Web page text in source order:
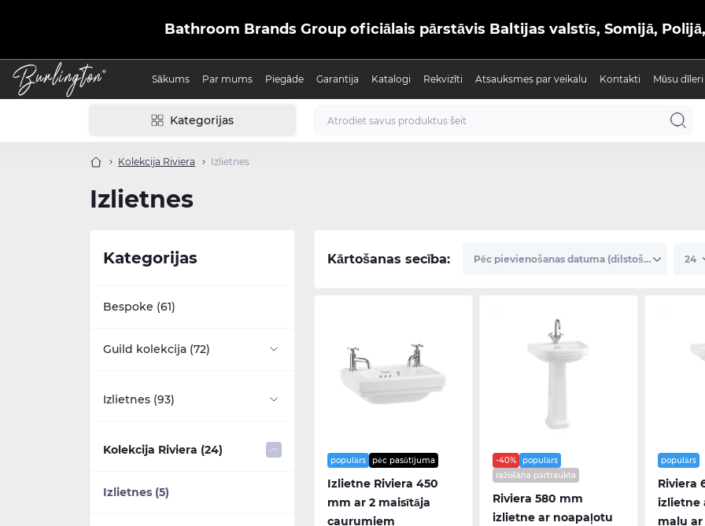
Bathroom Brands Group oficiālais pārstāvis Baltijas valstīs, Somijā,
Sākums Par mums Piegāde Garantija Katalogi Rekvizīti Atsauksmes par veikalu Kontakti Mūsu dīleri
Kategorijas
Kolekcija Riviera Izlietnes
Izlietnes
Kategorijas
Bespoke (61)
Guild kolekcija (72)
Aksesuāri (20)
Izlietnes (93)
Piekaramie pie sienas (1)
Ar pjedestālu (31)
Kolekcija Riviera (24)
Izlietnes (5)
Kārtošanas secība:
populārs pēc pasūtījuma
Izlietne Riviera 450
mm ar 2 maisītāja
caurumiem
-40%
populārs
ražošana pārtraukta
Riviera 580 mm
izlietne ar noapaļotu
populārs
Riviera
izlietne
malu